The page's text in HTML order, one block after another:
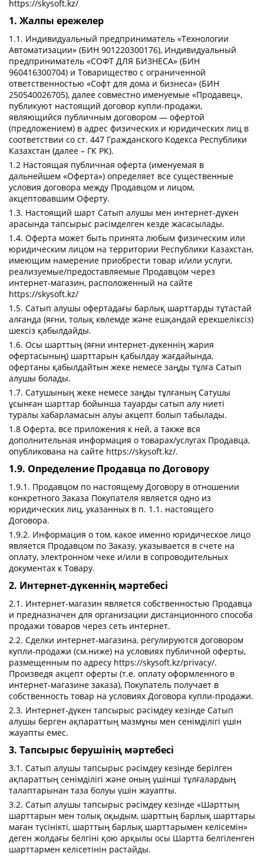
https://skysoft.kz/
1. Жалпы ережелер
1.1. Индивидуальный предприниматель «Технологии
Автоматизации» (БИН 901220300176), Индивидуальный
предприниматель «СОФТ ДЛЯ БИЗНЕСА» (БИН
960416300704) и Товарищество с ограниченной
ответственностью «Софт для дома и бизнеса» (БИН
250540026705), далее совместно именуемые «Продавец»,
публикуют настоящий договор купли-продажи,
являющийся публичным договором — офертой
(предложением) в адрес физических и юридических лиц в
соответствии со ст. 447 Гражданского Кодекса Республики
Казахстан (далее – ГК РК).
1.2 Настоящая публичная оферта (именуемая в
дальнейшем «Оферта») определяет все существенные
условия договора между Продавцом и лицом,
акцептовавшим Оферту.
1.3. Настоящий шарт Сатып алушы мен интернет-дүкен
арасында тапсырыс рәсімделген кезде жасасылады.
1.4. Оферта может быть принята любым физическим или
юридическим лицом на территории Республики Казахстан,
имеющим намерение приобрести товар и/или услуги,
реализуемые/предоставляемые Продавцом через
интернет-магазин, расположенный на сайте
https://skysoft.kz/
1.5. Сатып алушы офертадағы барлық шарттарды тұтастай
алғанда (яғни, толық көлемде және ешқандай ерекшеліксіз)
шексіз қабылдайды.
1.6. Осы шарттың (яғни интернет-дүкеннің жария
офертасының) шарттарын қабылдау жағдайында,
офертаны қабылдайтын жеке немесе заңды тұлға Сатып
алушы болады.
1.7. Сатушының жеке немесе заңды тұлғаның Сатушы
ұсынған шарттар бойынша тауарды сатып алу ниеті
туралы хабарламасын алуы акцепт болып табылады.
1.8 Оферта, все приложения к ней, а также вся
дополнительная информация о товарах/услугах Продавца,
опубликована на сайте https://skysoft.kz/.
1.9. Определение Продавца по Договору
1.9.1. Продавцом по настоящему Договору в отношении
конкретного Заказа Покупателя является одно из
юридических лиц, указанных в п. 1.1. настоящего
Договора.
1.9.2. Информация о том, какое именно юридическое лицо
является Продавцом по Заказу, указывается в счете на
оплату, электронном чеке и/или в сопроводительных
документах к Товару.
2. Интернет-дүкеннің мәртебесі
2.1. Интернет-магазин является собственностью Продавца
и предназначен для организации дистанционного способа
продажи товаров через сеть интернет.
2.2. Сделки интернет-магазина, регулируются договором
купли-продажи (см.ниже) на условиях публичной оферты,
размещенным по адресу https://skysoft.kz/privacy/.
Произведя акцепт оферты (т.е. оплату оформленного в
интернет-магазине заказа), Покупатель получает в
собственность товар на условиях Договора купли-продажи.
2.3. Интернет-дүкен тапсырыс рәсімдеу кезінде Сатып
алушы берген ақпараттың мазмұны мен сенімділігі үшін
жауапты емес.
3. Тапсырыс берушінің мәртебесі
3.1. Сатып алушы тапсырыс рәсімдеу кезінде берілген
ақпараттың сенімділігі және оның үшінші тұлғалардың
талаптарынан таза болуы үшін жауапты.
3.2. Сатып алушы тапсырыс рәсімдеу кезінде «Шарттың
шарттарын мен толық оқыдым, шарттың барлық шарттары
маған түсінікті, шарттың барлық шарттарымен келісемін»
деген жолдағы белгіні қою арқылы осы Шартта белгіленген
шарттармен келісетінін растайды.